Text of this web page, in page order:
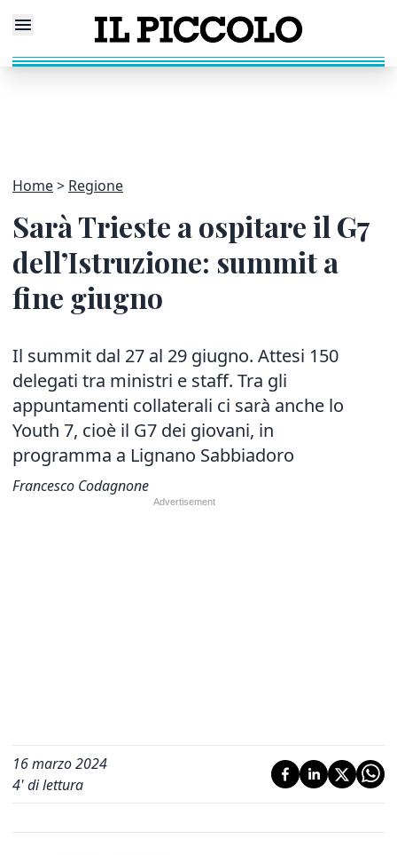
Home Regione
Sarà Trieste a ospitare il G7
dell’Istruzione: summit a
fine giugno
Il summit dal 27 al 29 giugno. Attesi 150
delegati tra ministri e staff. Tra gli
appuntamenti collaterali ci sarà anche lo
Youth 7, cioè il G7 dei giovani, in
programma a Lignano Sabbiadoro
Francesco Codagnone
16 marzo 2024
4' di lettura